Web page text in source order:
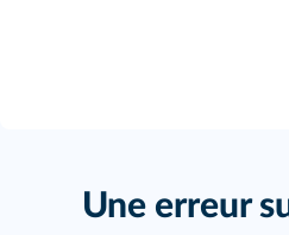
Une erreur